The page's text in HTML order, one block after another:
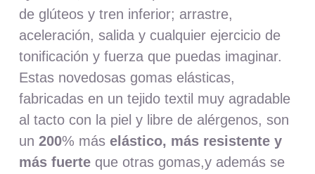
de glúteos y tren inferior; arrastre,
aceleración, salida y cualquier ejercicio de
tonificación y fuerza que puedas imaginar.
Estas novedosas gomas elásticas,
fabricadas en un tejido textil muy agradable
al tacto con la piel y libre de alérgenos, son
un200% máselástico, más resistente y
más fuerte que otras gomas,y además se